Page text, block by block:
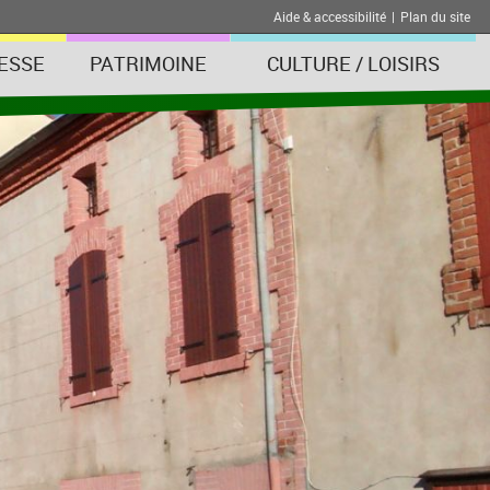
Aide & accessibilité | Plan du site
PATRIMOINE CULTURE / LOISIRS